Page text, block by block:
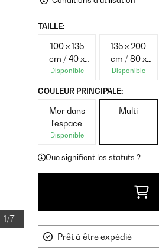
1/7
TAILLE:
100 x 135
cm / 40 x
60 cm
Disponible
135 x 200
cm / 80 x
80 cm
Disponible
COULEUR PRINCIPALE:
Mer dans
l'espace
Disponible
Multi
Que signifient les statuts ?
Prêt à être expédié